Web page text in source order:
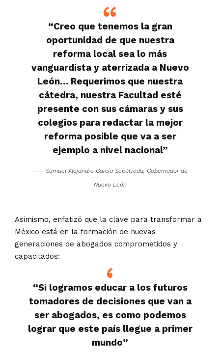
“Creo que tenemos la gran
oportunidad de que nuestra
reforma local sea lo más
vanguardista y aterrizada a Nuevo
León… Requerimos que nuestra
cátedra, nuestra Facultad esté
presente con sus cámaras y sus
colegios para redactar la mejor
reforma posible que va a ser
ejemplo a nivel nacional”
Samuel Alejandro García Sepúlveda, Gobernador de
Nuevo León
Asimismo, enfatizó que la clave para transformar a
México está en la formación de nuevas
generaciones de abogados comprometidos y
capacitados:
“Si logramos educar a los futuros
tomadores de decisiones que van a
ser abogados, es como podemos
lograr que este país llegue a primer
mundo”